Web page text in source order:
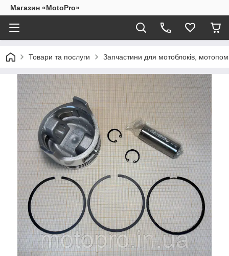
Магазин «MotoPro»
Товари та послуги Запчастини для мотоблоків,